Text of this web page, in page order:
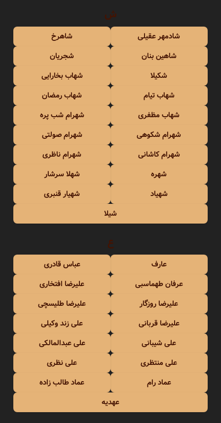
ش
شادمهر عقیلی
شاهرخ
شاهین بنان
شجریان
شکیلا
شهاب بخارایی
شهاب تیام
شهاب رمضان
شهاب مظفری
شهرام شب پره
شهرام شکوهی
شهرام صولتی
شهرام کاشانی
شهرام ناظری
شهره
شهلا سرشار
شهیاد
شهیار قنبری
شیلا
ع
عارف
عباس قادری
عرفان طهماسبی
علیرضا افتخاری
علیرضا روزگار
علیرضا طلیسچی
علیرضا قربانی
علی زند وکیلی
علی شیبانی
علی عبدالمالکی
علی منتظری
علی نظری
عماد رام
عماد طالب زاده
عهدیه